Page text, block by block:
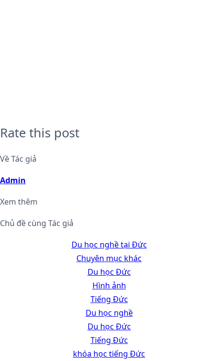
Rate this post
Về Tác giả
Admin
Xem thêm
Chủ đề cùng Tác giả
Du học nghề tại Đức
Chuyên mục khác
Du học Đức
Hình ảnh
Tiếng Đức
Du học nghề
Du học Đức
Tiếng Đức
khóa học tiếng Đức